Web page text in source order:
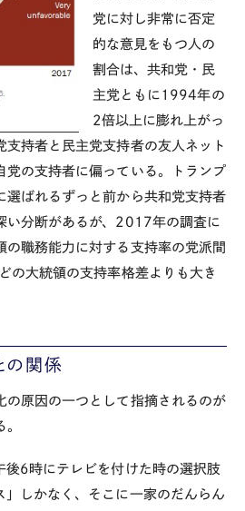
党に対し非常に否定
的な意見をもつ人の
割合は、共和党・民
主党ともに1994年の
2倍以上に膨れ上がっ
支持者と民主党支持者の友人ネット
党の支持者に偏っている。トランプ
選ばれるずっと前から共和党支持者
い分断があるが、2017年の調査に
の職務能力に対する支持率の党派間
の大統領の支持率格差よりも大き
の関係
の原因の一つとして指摘されるのが
後6時にテレビを付けた時の選択肢
」しかなく、そこに一家のだんらん